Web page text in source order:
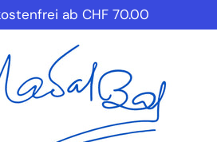
Inhalt
ab CHF 70.00